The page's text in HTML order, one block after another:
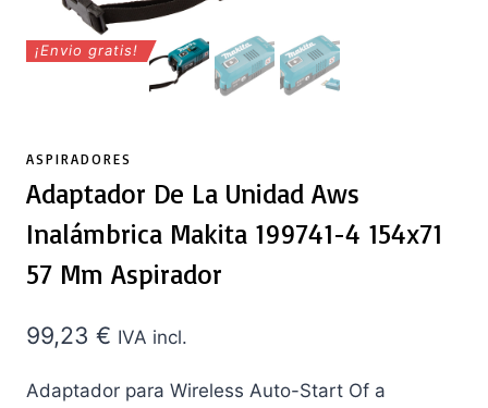
¡Envio gratis!
ASPIRADORES
Adaptador De La Unidad Aws
Inalámbrica Makita 199741-4 154x71
57 Mm Aspirador
99,23 € IVA incl.
Adaptador para Wireless Auto-Start Of a